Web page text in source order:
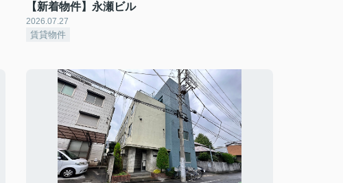
【新着物件】永瀬ビル
2026.07.27
賃貸物件